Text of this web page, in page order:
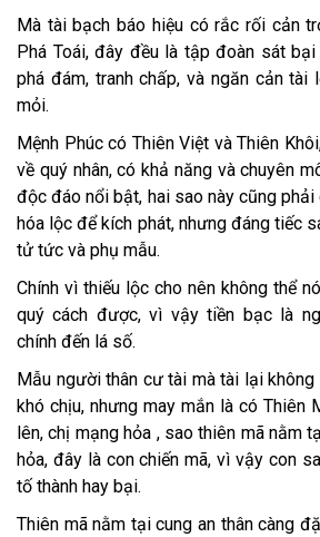
Mà tài bạch báo hiệu có rắc rối cản
Phá Toái, đây đều là tập đoàn sát
phá đám, tranh chấp, và ngăn cản
mỏi.
Mệnh Phúc có Thiên Việt và Thiên
về quý nhân, có khả năng và chuyên
độc đáo nổi bật, hai sao này cũng
hóa lộc để kích phát, nhưng đáng tiếc
tử tức và phụ mẫu.
Chính vì thiếu lộc cho nên không thể
quý cách được, vì vậy tiền bạc là
chính đến lá số.
Mẫu người thân cư tài mà tài lại
khó chịu, nhưng may mắn là có Thiên
lên, chị mạng hỏa , sao thiên mã nằm
hỏa, đây là con chiến mã, vì vậy con
tố thành hay bại.
Thiên mã nằm tại cung an thân càng